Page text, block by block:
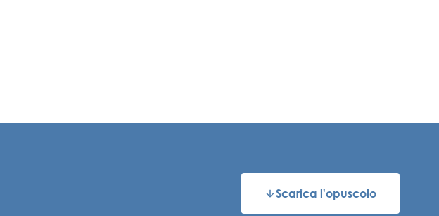
Scarica l'opuscolo